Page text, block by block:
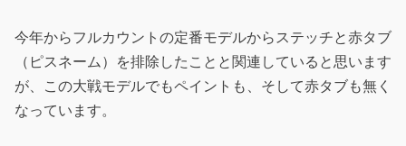
今年からフルカウントの定番モデルからステッチと赤タブ
（ピスネーム）を排除したことと関連していると思います
が、この大戦モデルでもペイントも、そして赤タブも無く
なっています。